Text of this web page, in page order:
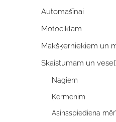
Automašīnai
Motociklam
Makšķerniekiem un
Skaistumam un
Nagiem
Ķermenim
Asinsspiediena